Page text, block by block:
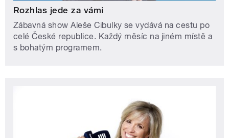
Rozhlas jede za vámi
Zábavná show Aleše Cibulky se vydává na cestu po
celé České republice. Každý měsíc na jiném místě a
s bohatým programem.